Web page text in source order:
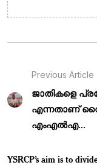
Previous Article
ജാതികളെ
എന്നതാണ്
എംഎൽഎ...
YSRCP’s aim is to